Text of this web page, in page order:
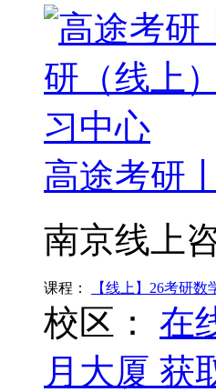
高途考研
南京线上
课程： 【线上】26考研
校区： 在
月大厦 获